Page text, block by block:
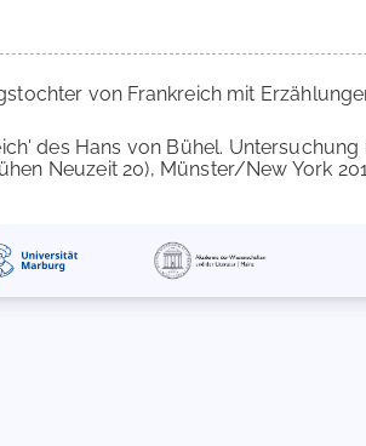
von Frankreich mit
des Hans von Bühel.
Neuzeit 20), Münster/New York